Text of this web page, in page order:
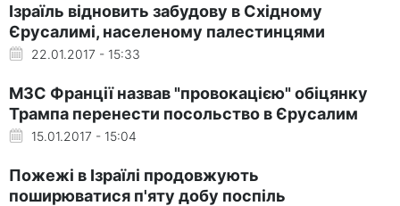
Ізраїль відновить забудову в Східному
Єрусалимі, населеному палестинцями
22.01.2017 - 15:33
МЗС Франції назвав "провокацією" обіцянку
Трампа перенести посольство в Єрусалим
15.01.2017 - 15:04
Пожежі в Ізраїлі продовжують
поширюватися п'яту добу поспіль